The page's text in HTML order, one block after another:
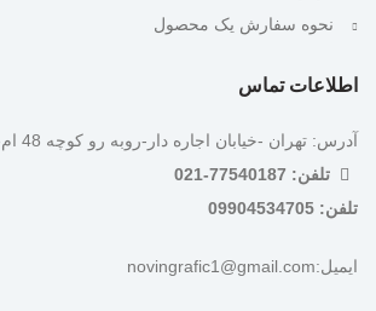
نحوه سفارش یک محصول
اطلاعات تماس
آدرس: تهران -خیابان اجاره دار-روبه رو کوچه 48 ام-شرکت نوین گرافیک
تلفن: 77540187-021
تلفن: 09904534705
ایمیل:novingrafic1@gmail.com